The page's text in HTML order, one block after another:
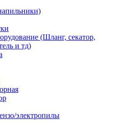
(Шланг, секатор,
и тд)
электропилы